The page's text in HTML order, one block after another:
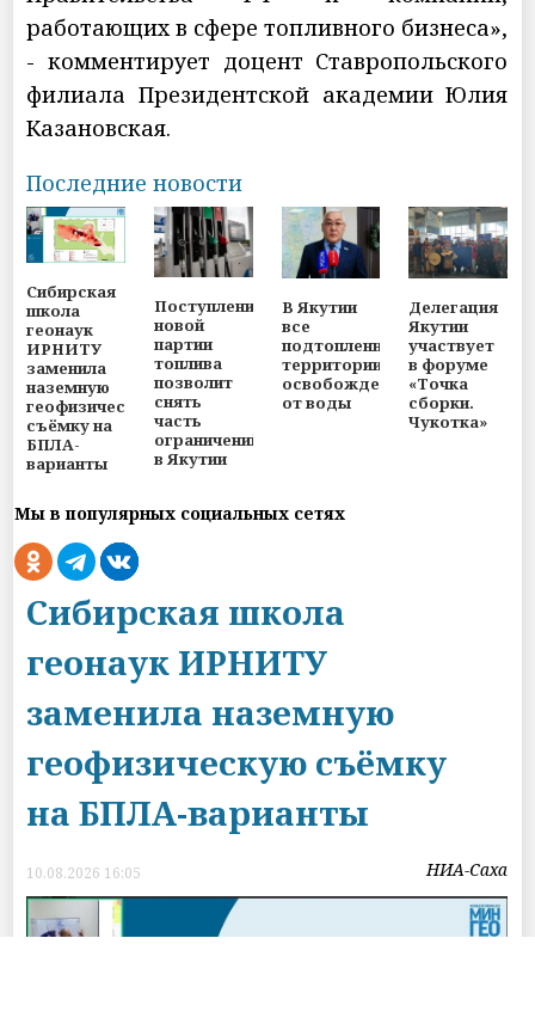
работающих в сфере топливного бизнеса»,
- комментирует доцент Ставропольского
филиала Президентской академии Юлия
Казановская.
Последние новости
Сибирская
школа
геонаук
ИРНИТУ
заменила
наземную
геофизическую
съёмку на
БПЛА-
варианты
Поступление
новой
партии
топлива
позволит
снять
часть
ограничений
в Якутии
В Якутии
все
подтопленные
территории
освобождены
от воды
Делегация
Якутии
участвует
в форуме
«Точка
сборки.
Чукотка»
Мы в популярных социальных сетях
Сибирская школа
геонаук ИРНИТУ
заменила наземную
геофизическую съёмку
на БПЛА-варианты
10.08.2026 16:05 НИА-Саха